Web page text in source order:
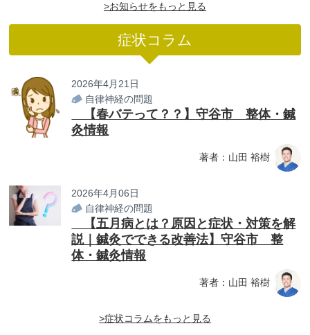
>お知らせをもっと見る
症状コラム
2026年4月21日
自律神経の問題
【春バテって？？】守谷市 整体・鍼
灸情報
著者：山田 裕樹
2026年4月06日
自律神経の問題
【五月病とは？原因と症状・対策を解
説｜鍼灸でできる改善法】守谷市 整
体・鍼灸情報
著者：山田 裕樹
>症状コラムをもっと見る